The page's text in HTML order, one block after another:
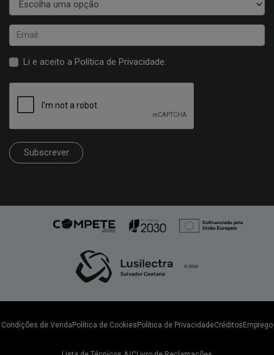
Li e aceito a Política de Privacidade.
Subscrever
Condições de Venda Política de Cookies Política de PrivacidadeCréditos Emprego